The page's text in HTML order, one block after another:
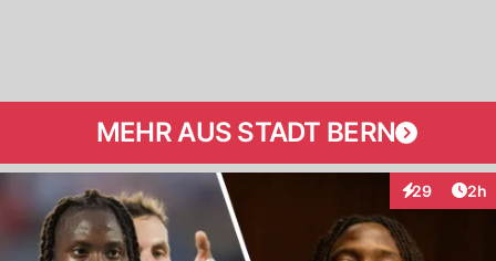
MEHR AUS STADT BERN
29
Interaktionen
2h